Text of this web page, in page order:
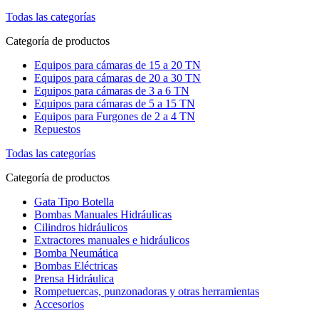
Todas las categorías
Categoría de productos
Equipos para cámaras de 15 a 20 TN
Equipos para cámaras de 20 a 30 TN
Equipos para cámaras de 3 a 6 TN
Equipos para cámaras de 5 a 15 TN
Equipos para Furgones de 2 a 4 TN
Repuestos
Todas las categorías
Categoría de productos
Gata Tipo Botella
Bombas Manuales Hidráulicas
Cilindros hidráulicos
Extractores manuales e hidráulicos
Bomba Neumática
Bombas Eléctricas
Prensa Hidráulica
Rompetuercas, punzonadoras y otras herramientas
Accesorios